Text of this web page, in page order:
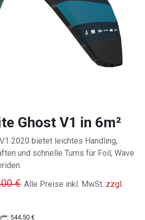
Ghost V1 in 6m²
2020 bietet leichtes Handling,
und schnelle Turns für Foil, Wave
€ Alle Preise inkl. MwSt. zzgl.
544,50 €